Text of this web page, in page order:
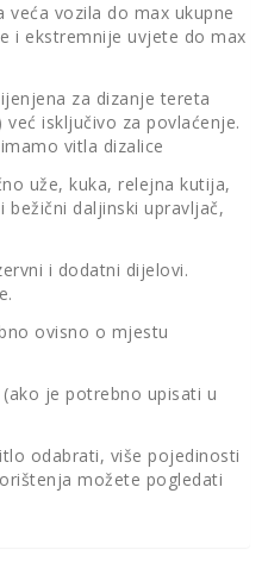
vozila do max ukupne
i ekstremnije uvjete do max
za dizanje tereta
isključivo za povlaćenje.
vitla dizalice
uže, kuka, relejna kutija,
bežični daljinski upravljač,
i dodatni dijelovi.
ovisno o mjestu
je potrebno upisati u
odabrati, više pojedinosti
možete pogledati